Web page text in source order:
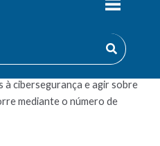
pretende permitir aos
cibersegurança e agir sobre
mediante o número de